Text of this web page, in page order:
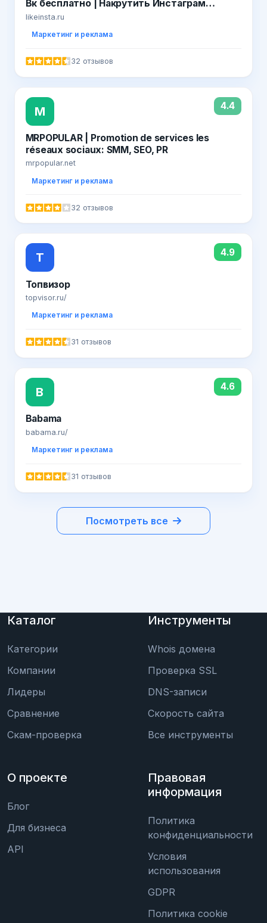
Вк бесплатно | Накрутить Инстаграм
Вконтакте онлайн быстро 2019
likeinsta.ru
Маркетинг и реклама
32 отзывов
M 4.4
MRPOPULAR | Promotion de services les
réseaux sociaux: SMM, SEO, PR
mrpopular.net
Маркетинг и реклама
32 отзывов
Т 4.9
Топвизор
topvisor.ru/
Маркетинг и реклама
31 отзывов
B 4.6
Babama
babama.ru/
Маркетинг и реклама
31 отзывов
Посмотреть все
Каталог
Категории
Компании
Лидеры
Сравнение
Скам-проверка
Инструменты
Whois домена
Проверка SSL
DNS-записи
Скорость сайта
Все инструменты
О проекте
Блог
Для бизнеса
API
Правовая
информация
Политика
конфиденциальности
Условия
использования
GDPR
Политика cookie